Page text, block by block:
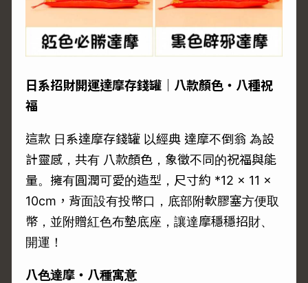
日系招財開運達摩存錢罐｜八款顏色・八種祝
福
這款 日系達摩存錢罐 以經典 達摩不倒翁 為設
計靈感，共有 八款顏色，象徵不同的祝福與能
量。擁有圓潤可愛的造型，尺寸約 *12 × 11 ×
10cm，背面設有投幣口，底部附軟膠塞方便取
幣，並附贈紅色布墊底座，讓達摩穩穩招財、
開運！
八色達摩・八種寓意